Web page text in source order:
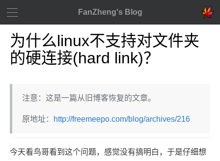
FanZheng's Blog
为什么linux不支持对文件夹
的硬连接(hard link)？
注意：这是一篇从旧博客恢复的文章。
原地址： http://freemeepo.com/blog/archives/216
今天看鸟哥看到这个问题，感觉没有搞明白，于是仔细想